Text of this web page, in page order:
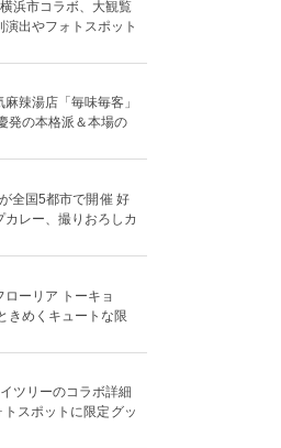
浜市コラボ、大観覧
出やフォトスポット
麻辣湯店「毎味毎客」
発の本格派＆本場の
全国5都市で開催 好
レー、撮りおろしカ
ーリア トーキョ
きめくキュートな限
ツリーのコラボ詳細
トスポットに限定グッ